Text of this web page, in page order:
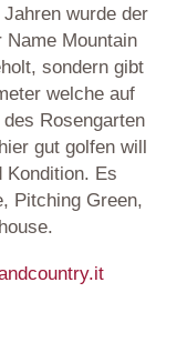
wurde der
Name Mountain
sondern gibt
welche auf
Rosengarten
gut golfen will
Kondition. Es
Pitching Green,